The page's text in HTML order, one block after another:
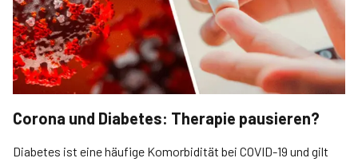
Corona und Diabetes: Therapie pausieren?
Diabetes ist eine häufige Komorbidität bei COVID-19 und gilt